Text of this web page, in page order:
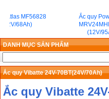
Atlas MF56828
(12V/68Ah)
Ắc quy
(12V/
DANH MỤC SẢN PHẨM
Ắc quy Vibatte 24V-70BT(24V/70Ah)
Ắc quy Vibatte